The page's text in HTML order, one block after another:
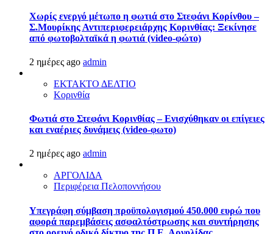
Χωρίς ενεργό μέτωπο η φωτιά στο Στεφάνι Κορίνθου –
Σ.Μουρίκης Αντιπεριφερειάρχης Κορινθίας: Ξεκίνησε
από φωτοβολταϊκά η φωτιά (video-φώτο)
2 ημέρες ago admin
ΕΚΤΑΚΤΟ ΔΕΛΤΙΟ
Κορινθία
Φωτιά στο Στεφάνι Κορινθίας – Ενισχύθηκαν οι επίγειες
και εναέριες δυνάμεις (video-φωτο)
2 ημέρες ago admin
ΑΡΓΟΛΙΔΑ
Περιφέρεια Πελοποννήσου
Υπεγράφη σύμβαση προϋπολογισμού 450.000 ευρώ που
αφορά παρεμβάσεις ασφαλτόστρωσης και συντήρησης